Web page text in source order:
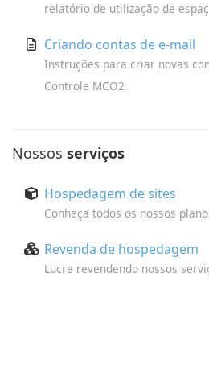
relatório de utilização de
Criando contas de e-mail
Instruções para criar novas
Controle MCO2
Nossos serviços
Hospedagem de sites
Conheça todos os nossos
Revenda de hospedagem
Lucre revendendo nossos